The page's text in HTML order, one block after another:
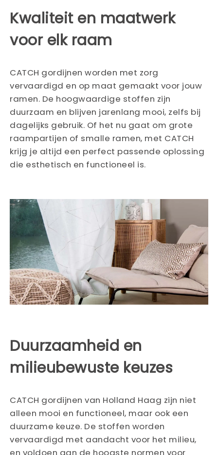
Kwaliteit en maatwerk
voor elk raam
CATCH gordijnen worden met zorg
vervaardigd en op maat gemaakt voor jouw
ramen. De hoogwaardige stoffen zijn
duurzaam en blijven jarenlang mooi, zelfs bij
dagelijks gebruik. Of het nu gaat om grote
raampartijen of smalle ramen, met CATCH
krijg je altijd een perfect passende oplossing
die esthetisch en functioneel is.
Duurzaamheid en
milieubewuste keuzes
CATCH gordijnen van Holland Haag zijn niet
alleen mooi en functioneel, maar ook een
duurzame keuze. De stoffen worden
vervaardigd met aandacht voor het milieu,
en voldoen aan de hoogste normen voor